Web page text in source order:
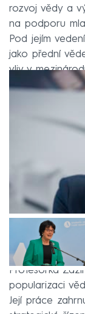
rozvoj vědy a
na podporu
Pod jejím
jako přední
vliv v
Profesorka
popularizaci
Její práce